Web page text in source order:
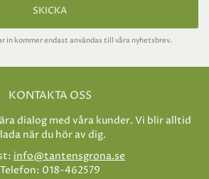
SKICKA
in kommer endast användas till våra nyhetsbrev.
KONTAKTA OSS
dialog med våra kunder. Vi blir alltid
när du hör av dig.
info@tantensgrona.se
Telefon: 018-462579